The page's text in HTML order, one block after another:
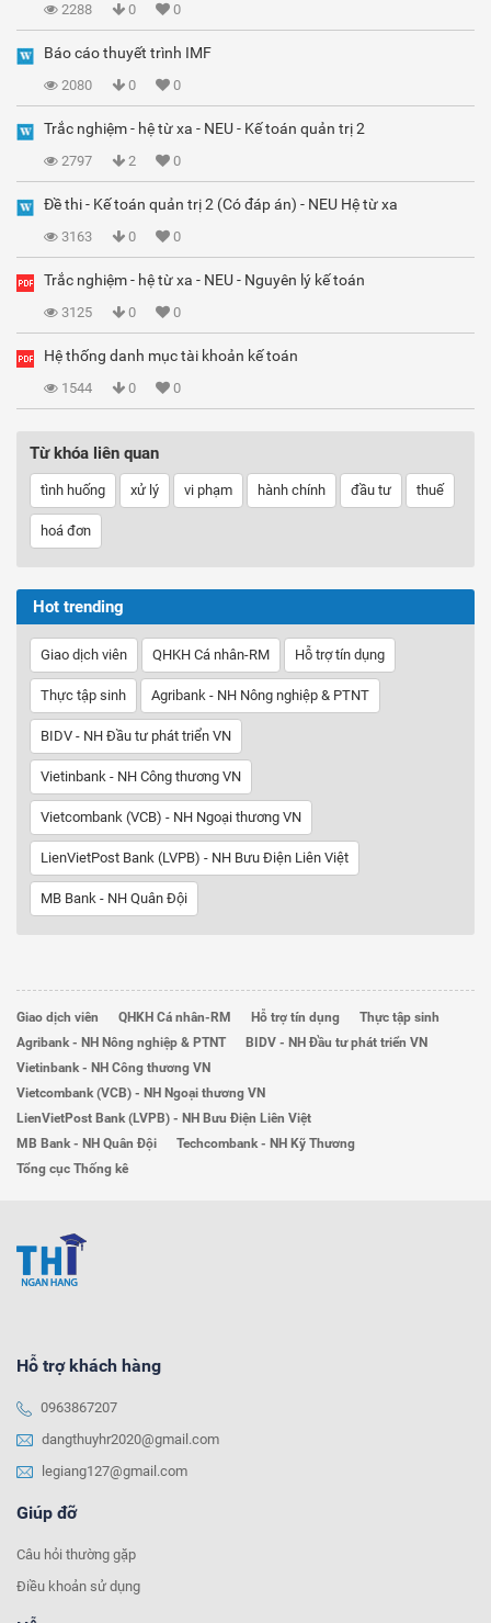
2288 0 0
Báo cáo thuyết trình IMF
2080 0 0
Trắc nghiệm - hệ từ xa - NEU - Kế toán quản trị 2
2797 2 0
Đề thi - Kế toán quản trị 2 (Có đáp án) - NEU Hệ từ xa
3163 0 0
Trắc nghiệm - hệ từ xa - NEU - Nguyên lý kế toán
3125 0 0
Hệ thống danh mục tài khoản kế toán
1544 0 0
Từ khóa liên quan
tình huống xử lý vi phạm hành chính đầu tư thuế
hoá đơn
Hot trending
Giao dịch viên QHKH Cá nhân-RM Hỗ trợ tín dụng
Thực tập sinh Agribank - NH Nông nghiệp & PTNT
BIDV - NH Đầu tư phát triển VN
Vietinbank - NH Công thương VN
Vietcombank (VCB) - NH Ngoại thương VN
LienVietPost Bank (LVPB) - NH Bưu Điện Liên Việt
MB Bank - NH Quân Đội
Giao dịch viên QHKH Cá nhân-RM Hỗ trợ tín dụng
Thực tập sinh
Agribank - NH Nông nghiệp & PTNT
BIDV - NH Đầu tư phát triển VN
Vietinbank - NH Công thương VN
Vietcombank (VCB) - NH Ngoại thương VN
LienVietPost Bank (LVPB) - NH Bưu Điện Liên Việt
MB Bank - NH Quân Đội
Techcombank - NH Kỹ Thương
Tổng cục Thống kê
Hỗ trợ khách hàng
0963867207
dangthuyhr2020@gmail.com
legiang127@gmail.com
Giúp đỡ
Câu hỏi thường gặp
Điều khoản sử dụng